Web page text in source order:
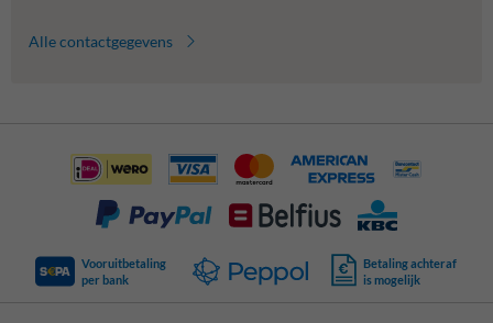
Alle contactgegevens
Vooruitbetaling
per bank
Betaling achteraf
is mogelijk